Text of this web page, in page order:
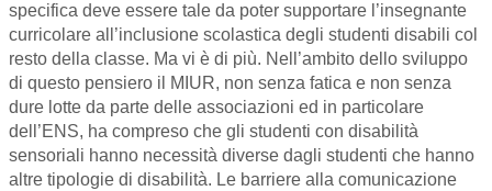
specifica deve essere tale da poter supportare l’insegnante
curricolare all’inclusione scolastica degli studenti disabili col
resto della classe. Ma vi è di più. Nell’ambito dello sviluppo
di questo pensiero il MIUR, non senza fatica e non senza
dure lotte da parte delle associazioni ed in particolare
dell’ENS, ha compreso che gli studenti con disabilità
sensoriali hanno necessità diverse dagli studenti che hanno
altre tipologie di disabilità. Le barriere alla comunicazione